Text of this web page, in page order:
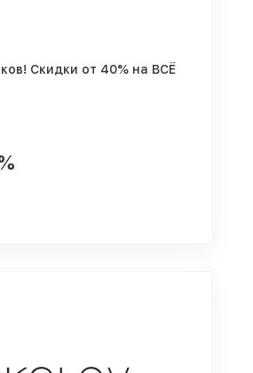
Скидки от 40% на ВСЁ